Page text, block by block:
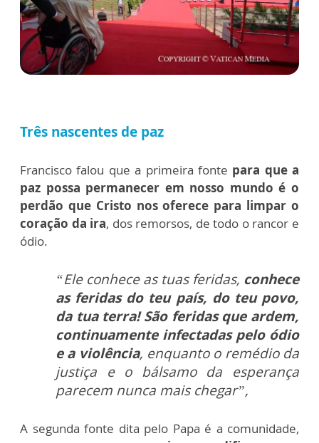
Três nascentes de paz
Francisco falou que a primeira fonte para que a
paz possa permanecer em nosso mundo é o
perdão que Cristo nos oferece para limpar o
coração da ira, dos remorsos, de todo o rancor e
ódio.
“Ele conhece as tuas feridas, conhece
as feridas do teu país, do teu povo,
da tua terra! São feridas que ardem,
continuamente infectadas pelo ódio
e a violência, enquanto o remédio da
justiça e o bálsamo da esperança
parecem nunca mais chegar”,
A segunda fonte dita pelo Papa é a comunidade,